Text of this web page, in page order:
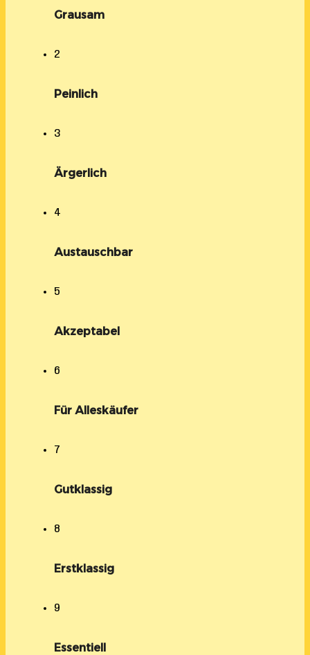
Grausam
2
Peinlich
3
Ärgerlich
4
Austauschbar
5
Akzeptabel
6
Für Alleskäufer
7
Gutklassig
8
Erstklassig
9
Essentiell